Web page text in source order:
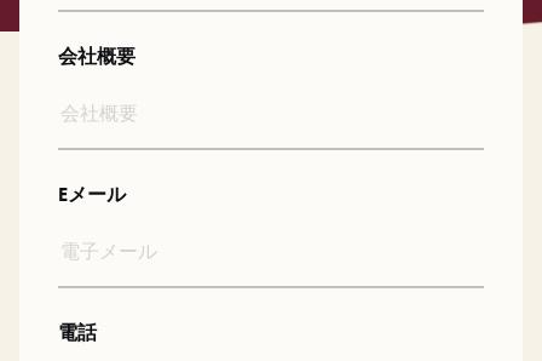
会社概要
Eメール
電話